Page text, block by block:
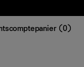
comptepanier (0)